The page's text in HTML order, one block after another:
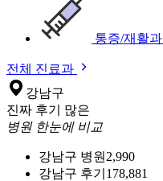
통증/재활과
전체 진료과
강남구
진짜 후기 많은
병원 한눈에 비교
강남구 병원 2,990
강남구 후기 178,881